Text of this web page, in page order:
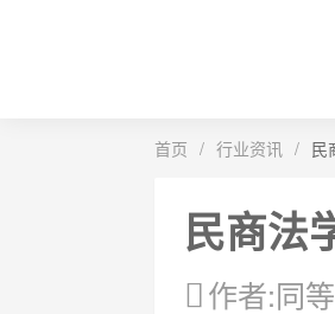
首页 / 行业资讯 / 民
民商法
作者:同